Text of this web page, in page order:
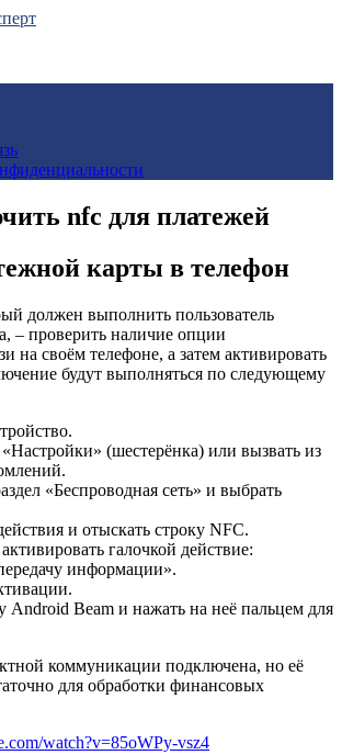
nfc для платежей
карты в телефон
должен выполнить пользователь
– проверить наличие опции
на своём телефоне, а затем активировать
будут выполняться по следующему
(шестерёнка) или вызвать из
«Беспроводная сеть» и выбрать
и отыскать строку NFC.
галочкой действие:
информации».
Android Beam и нажать на неё пальцем для
коммуникации подключена, но её
для обработки финансовых
watch?v=85oWPy-vsz4